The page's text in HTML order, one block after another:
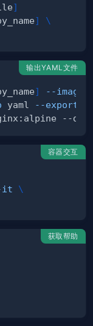
]
]
\
输出YAML文件
] --image
yaml --export
--
容器交互
it
\
获取帮助